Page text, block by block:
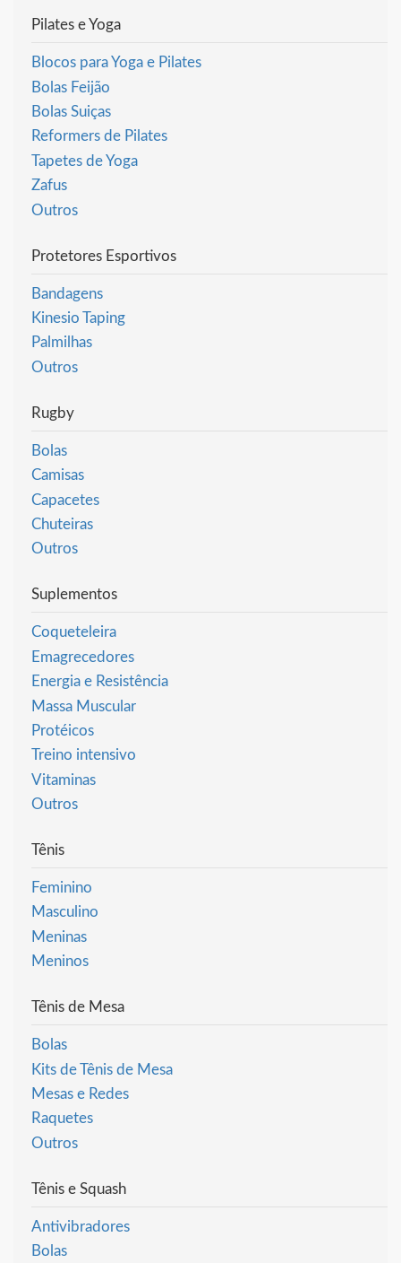
Pilates e Yoga
Blocos para Yoga e Pilates
Bolas Feijão
Bolas Suiças
Reformers de Pilates
Tapetes de Yoga
Zafus
Outros
Protetores Esportivos
Bandagens
Kinesio Taping
Palmilhas
Outros
Rugby
Bolas
Camisas
Capacetes
Chuteiras
Outros
Suplementos
Coqueteleira
Emagrecedores
Energia e Resistência
Massa Muscular
Protéicos
Treino intensivo
Vitaminas
Outros
Tênis
Feminino
Masculino
Meninas
Meninos
Tênis de Mesa
Bolas
Kits de Tênis de Mesa
Mesas e Redes
Raquetes
Outros
Tênis e Squash
Antivibradores
Bolas